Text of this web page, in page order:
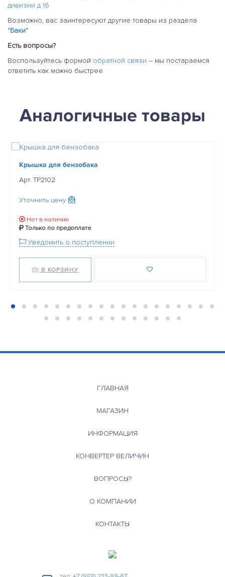
дивизии д 16
Возможно, вас заинтересуют другие товары из раздела
"Баки"
Есть вопросы?
Воспользуйтесь формой обратной связи -- мы постараемся
ответить как можно быстрее
Аналогичные товары
Крышка для бензобака
Арт. TP2102
Уточнить цену
Нет в наличии
Только по предоплате
Уведомить о поступлении
В КОРЗИНУ
ГЛАВНАЯ
МАГАЗИН
ИНФОРМАЦИЯ
КОНВЕРТЕР ВЕЛИЧИН
ВОПРОСЫ?
О КОМПАНИИ
КОНТАКТЫ